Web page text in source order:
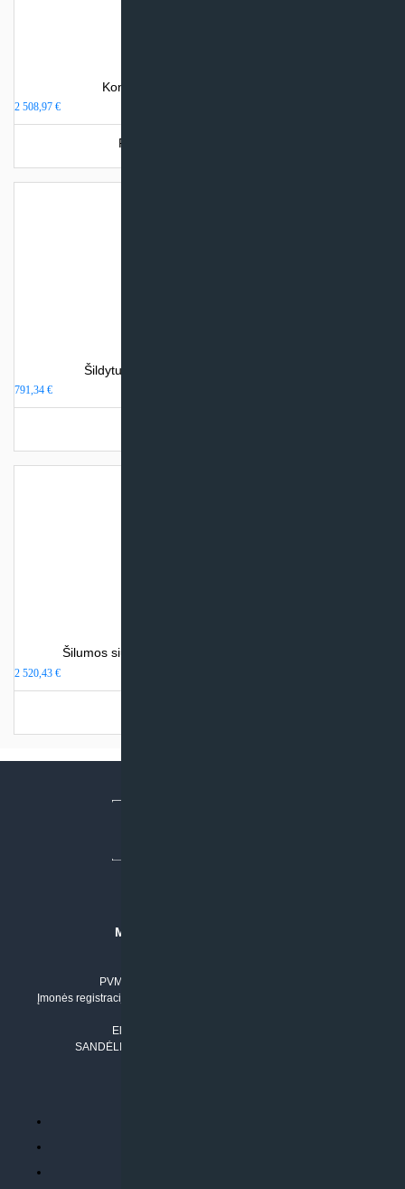
Kondensacinis katilas Clivet CCGIX
2 508,97 €
Produkto šiuo metu neturime.
Šildytuvas terasai (granulinis) HTW Freya
791,34 €
Šilumos siurblys tik karštam vandeniui Haier A2W
2 520,43 €
MB “KLIMATO SPRENDIMAI”
PVM mokėtojo numeris: LT100011803210
Įmonės registracijos adresas: Draugystės g. 17-1, LT-51229 Kaunas
El. paštas:
SANDĖLIO ADRESAS: RUDMENOS G. 5-3, Kaunas